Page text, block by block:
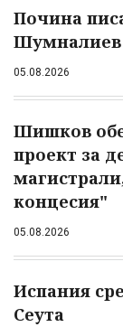
Почина
Шумналиев
05.08.2026
Шишков
проект за
концесия"
05.08.2026
Испания
Сеута